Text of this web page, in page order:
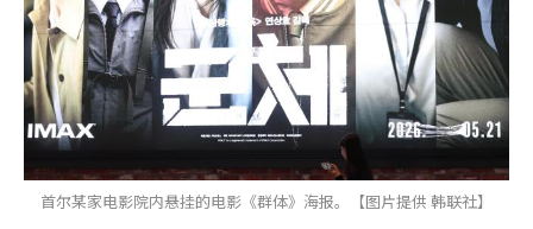
首尔某家电影院内悬挂的电影《群体》海报。【图片提供 韩联社】